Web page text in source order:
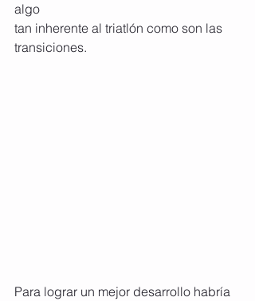
algo
tan inherente al triatlón como son las
transiciones.
Para lograr un mejor desarrollo habría